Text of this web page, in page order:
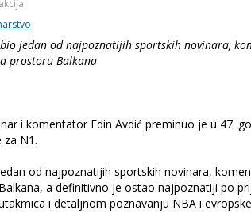
bio jedan od najpoznatijih sportskih novinara,
prostoru Balkana
i komentator Edin Avdić preminuo je u 47.
N1.
od najpoznatijih sportskih novinara,
a definitivno je ostao najpoznatiji po
i detaljnom poznavanju NBA i